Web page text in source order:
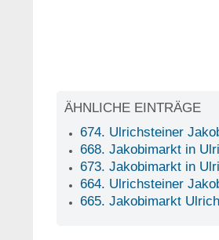
ÄHNLICHE EINTRÄGE
674. Ulrichsteiner
668. Jakobimarkt in
673. Jakobimarkt in
664. Ulrichsteiner
665. Jakobimarkt